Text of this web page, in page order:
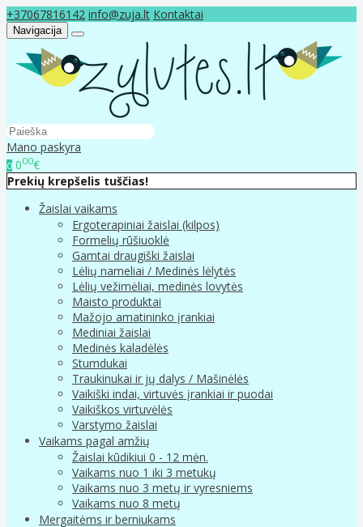
+37067816142 info@zuja.lt Kontaktai
Navigacija
Mano paskyra
0 000€
Prekių krepšelis tuščias!
Žaislai vaikams
Ergoterapiniai žaislai (kilpos)
Formelių rūšiuoklė
Gamtai draugiški žaislai
Lėlių nameliai / Medinės lėlytės
Lėlių vežimėliai, medinės lovytės
Maisto produktai
Mažojo amatininko įrankiai
Mediniai žaislai
Medinės kaladėlės
Stumdukai
Traukinukai ir jų dalys / Mašinėlės
Vaikiški indai, virtuvės įrankiai ir puodai
Vaikiškos virtuvėlės
Varstymo žaislai
Vaikams pagal amžių
Žaislai kūdikiui 0 - 12 mėn.
Vaikams nuo 1 iki 3 metukų
Vaikams nuo 3 metų ir vyresniems
Vaikams nuo 8 metų
Mergaitėms ir berniukams